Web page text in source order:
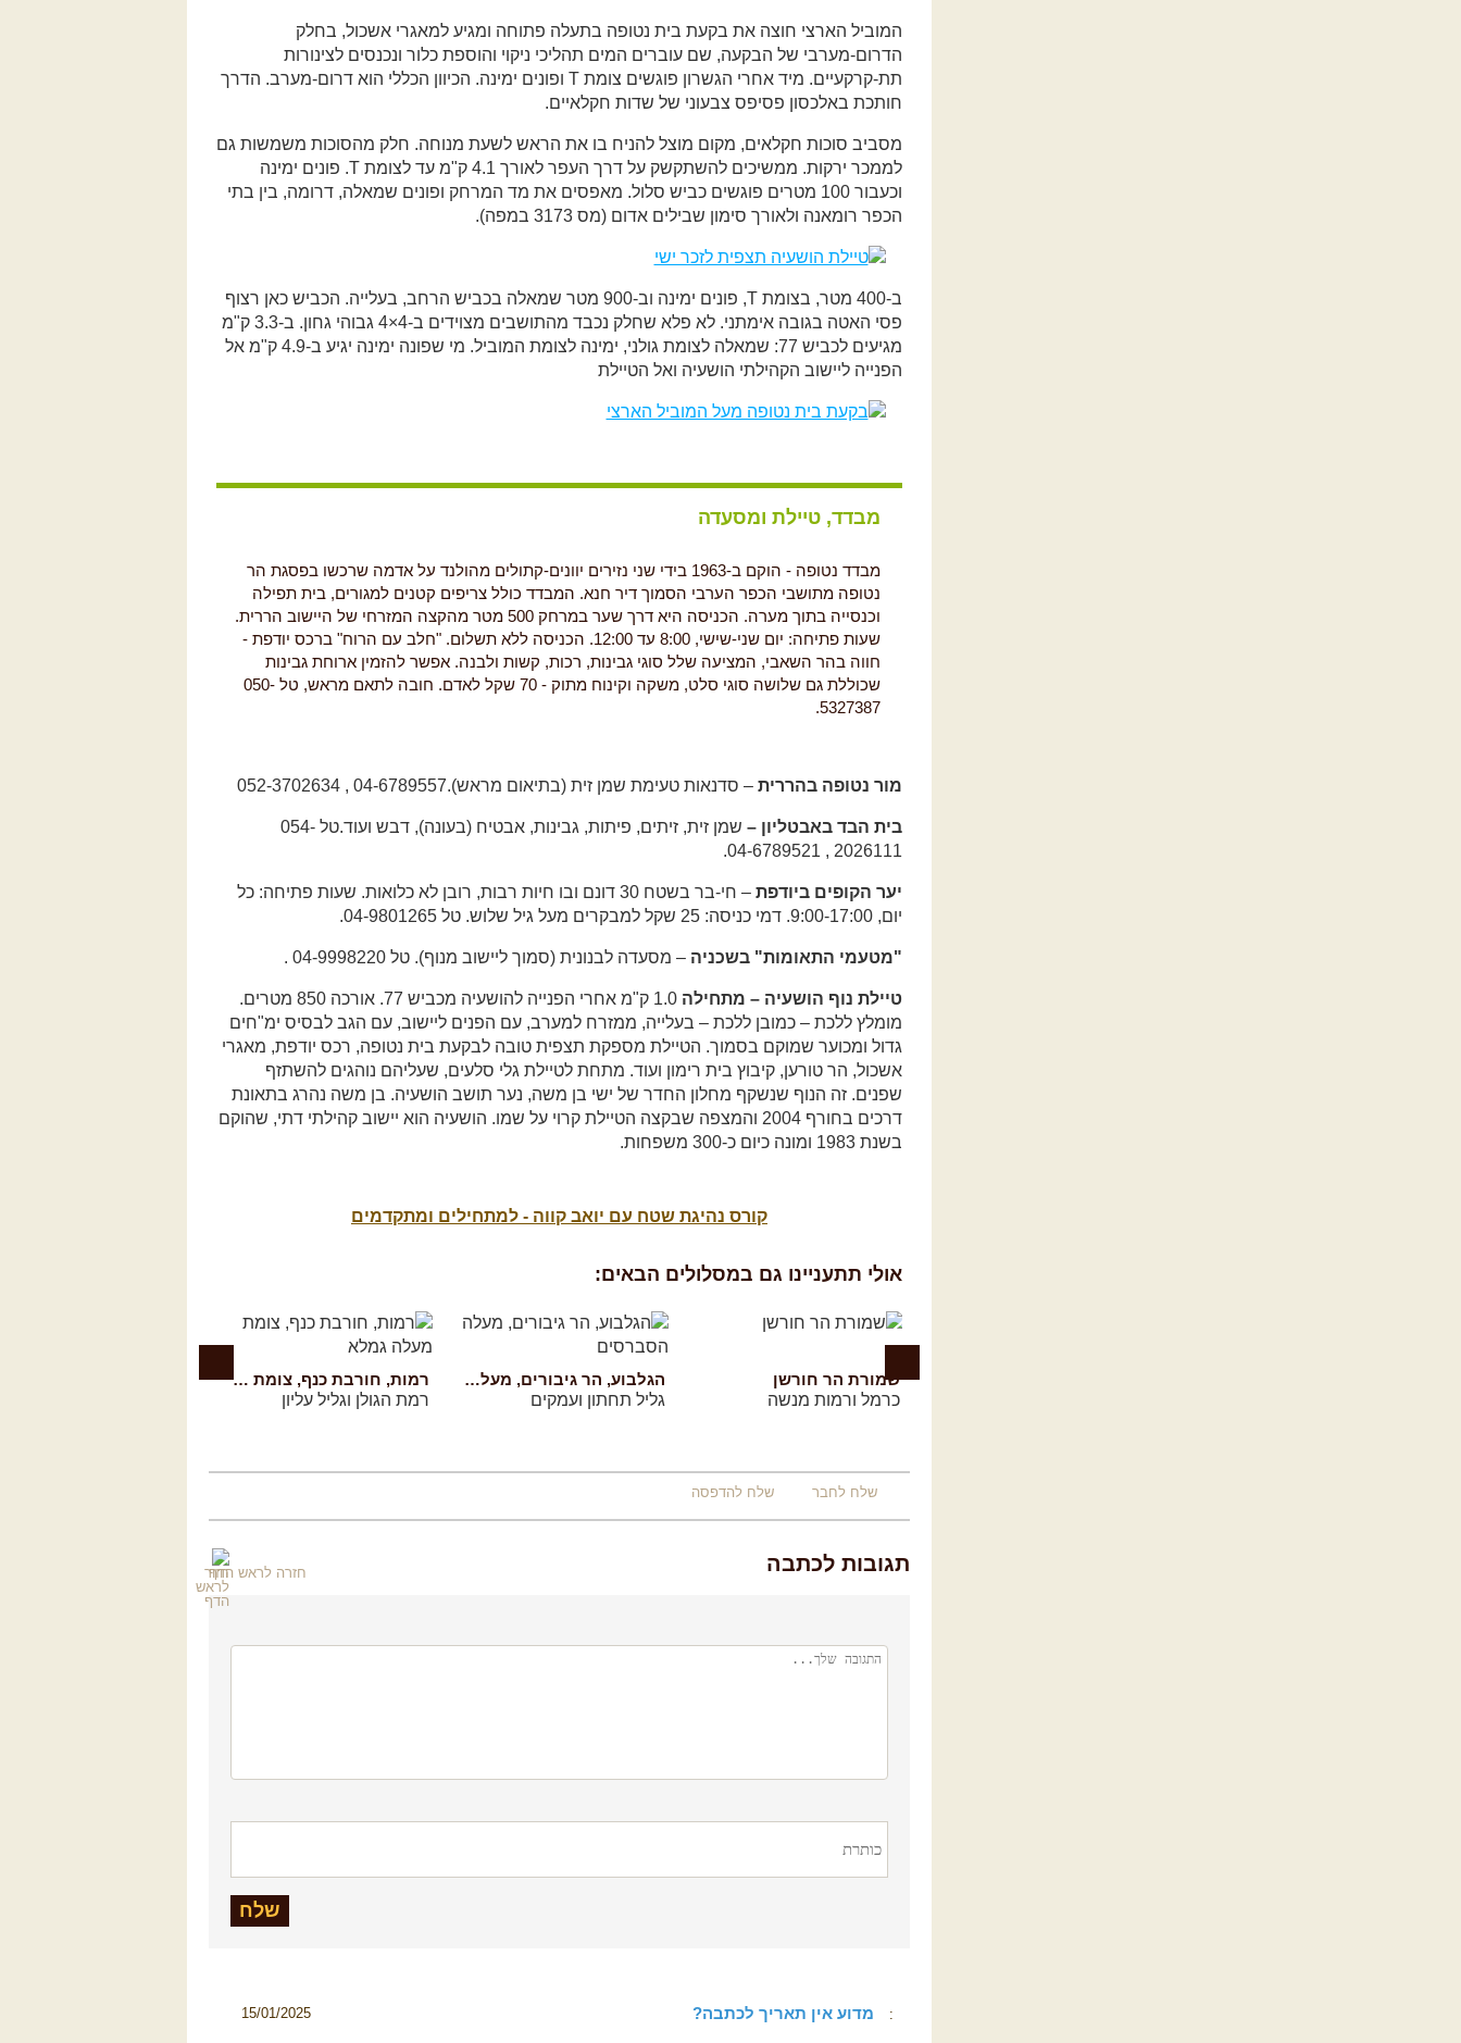
המוביל הארצי חוצה את בקעת בית נטופה בתעלה פתוחה ומגיע למאגרי אשכול, בחלק
הדרום-מערבי של הבקעה, שם עוברים המים תהליכי ניקוי והוספת כלור ונכנסים לצינורות
תת-קרקעיים. מיד אחרי הגשרון פוגשים צומת T ופונים ימינה. הכיוון הכללי הוא דרום-מערב. הדרך
חותכת באלכסון פסיפס צבעוני של שדות חקלאיים.
מסביב סוכות חקלאים, מקום מוצל להניח בו את הראש לשעת מנוחה. חלק מהסוכות משמשות גם
לממכר ירקות. ממשיכים להשתקשק על דרך העפר לאורך 4.1 ק"מ עד לצומת T. פונים ימינה
וכעבור 100 מטרים פוגשים כביש סלול. מאפסים את מד המרחק ופונים שמאלה, דרומה, בין בתי
הכפר רומאנה ולאורך סימון שבילים אדום (מס 3173 במפה).
ב-400 מטר, בצומת T, פונים ימינה וב-900 מטר שמאלה בכביש הרחב, בעלייה. הכביש כאן רצוף
פסי האטה בגובה אימתני. לא פלא שחלק נכבד מהתושבים מצוידים ב-4×4 גבוהי גחון. ב-3.3 ק"מ
מגיעים לכביש 77: שמאלה לצומת גולני, ימינה לצומת המוביל. מי שפונה ימינה יגיע ב-4.9 ק"מ אל
הפנייה ליישוב הקהילתי הושעיה ואל הטיילת
מבדד, טיילת ומסעדה
מבדד נטופה - הוקם ב-1963 בידי שני נזירים יוונים-קתולים מהולנד על אדמה שרכשו בפסגת הר
נטופה מתושבי הכפר הערבי הסמוך דיר חנא. המבדד כולל צריפים קטנים למגורים, בית תפילה
וכנסייה בתוך מערה. הכניסה היא דרך שער במרחק 500 מטר מהקצה המזרחי של היישוב הררית.
שעות פתיחה: יום שני-שישי, 8:00 עד 12:00. הכניסה ללא תשלום. "חלב עם הרוח" ברכס יודפת -
חווה בהר השאבי, המציעה שלל סוגי גבינות, רכות, קשות ולבנה. אפשר להזמין ארוחת גבינות
שכוללת גם שלושה סוגי סלט, משקה וקינוח מתוק - 70 שקל לאדם. חובה לתאם מראש, טל 050-
5327387.
מור נטופה בהררית – סדנאות טעימת שמן זית (בתיאום מראש).04-6789557 , 052-3702634
בית הבד באבטליון –
שמן זית, זיתים, פיתות, גבינות, אבטיח (בעונה), דבש ועוד.טל 054-
2026111 , 04-6789521.
יער הקופים ביודפת
– חי-בר בשטח 30 דונם ובו חיות רבות, רובן לא כלואות. שעות פתיחה: כל
יום, 9:00-17:00. דמי כניסה: 25 שקל למבקרים מעל גיל שלוש. טל 04-9801265.
"מטעמי התאומות" בשכניה – מסעדה לבנונית (סמוך ליישוב מנוף). טל 04-9998220 .
טיילת נוף הושעיה – מתחילה
1.0 ק"מ אחרי הפנייה להושעיה מכביש 77. אורכה 850 מטרים.
מומלץ ללכת – כמובן ללכת – בעלייה, ממזרח למערב, עם הפנים ליישוב, עם הגב לבסיס ימ"חים
גדול ומכוער שמוקם בסמוך. הטיילת מספקת תצפית טובה לבקעת בית נטופה, רכס יודפת, מאגרי
אשכול, הר טורען, קיבוץ בית רימון ועוד. מתחת לטיילת גלי סלעים, שעליהם נוהגים להשתזף
שפנים. זה הנוף שנשקף מחלון החדר של ישי בן משה, נער תושב הושעיה. בן משה נהרג בתאונת
דרכים בחורף 2004 והמצפה שבקצה הטיילת קרוי על שמו. הושעיה הוא יישוב קהילתי דתי, שהוקם
בשנת 1983 ומונה כיום כ-300 משפחות.
קורס נהיגת שטח עם יואב קווה - למתחילים ומתקדמים
אולי תתעניינו גם במסלולים הבאים:
שמורת הר חורשן
כרמל ורמות מנשה
הגלבוע, הר גיבורים, מעלה הסברסים
גליל תחתון ועמקים
רמות, חורבת כנף, צומת מעלה גמלא
רמת הגולן וגליל עליון
שלח לחבר שלח להדפסה
תגובות לכתבה חזרה לראש הדף
15/01/2025 : מדוע אין תאריך לכתבה?